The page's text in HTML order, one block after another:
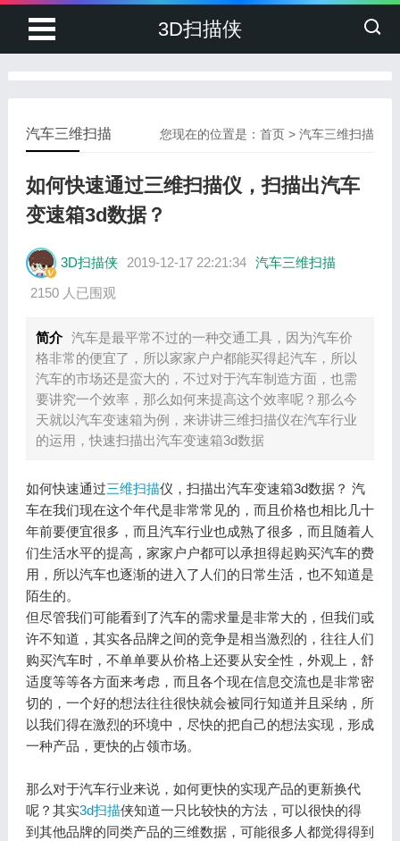
3D扫描侠
您现在的位置是：首页 >汽车三维扫描
汽车三维扫描
如何快速通过三维扫描仪，扫描出汽车
变速箱3d数据？
3D扫描侠 2019-12-17 22:21:34 汽车三维扫描
2150 人已围观
简介 汽车是最平常不过的一种交通工具，因为汽车价
格非常的便宜了，所以家家户户都能买得起汽车，所以
汽车的市场还是蛮大的，不过对于汽车制造方面，也需
要讲究一个效率，那么如何来提高这个效率呢？那么今
天就以汽车变速箱为例，来讲讲三维扫描仪在汽车行业
的运用，快速扫描出汽车变速箱3d数据
如何快速通过三维扫描仪，扫描出汽车变速箱3d数据？ 汽
车在我们现在这个年代是非常常见的，而且价格也相比几十
年前要便宜很多，而且汽车行业也成熟了很多，而且随着人
们生活水平的提高，家家户户都可以承担得起购买汽车的费
用，所以汽车也逐渐的进入了人们的日常生活，也不知道是
陌生的。
但尽管我们可能看到了汽车的需求量是非常大的，但我们或
许不知道，其实各品牌之间的竞争是相当激烈的，往往人们
购买汽车时，不单单要从价格上还要从安全性，外观上，舒
适度等等各方面来考虑，而且各个现在信息交流也是非常密
切的，一个好的想法往往很快就会被同行知道并且采纳，所
以我们得在激烈的环境中，尽快的把自己的想法实现，形成
一种产品，更快的占领市场。
那么对于汽车行业来说，如何更快的实现产品的更新换代
呢？其实3d扫描侠知道一只比较快的方法，可以很快的得
到其他品牌的同类产品的三维数据，可能很多人都觉得得到